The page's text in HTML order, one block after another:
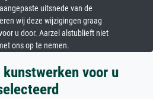
uitsnede van de
wij deze wijzigingen graag
u door. Aarzel alstublieft niet
ons op te nemen.
voor u